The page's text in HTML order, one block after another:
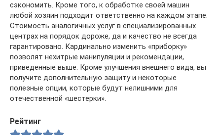
сэкономить. Кроме того, к обработке своей машин
любой хозяин подходит ответственно на каждом этапе.
Стоимость аналогичных услуг в специализированных
центрах на порядок дороже, да и качество не всегда
гарантировано. Кардинально изменить «приборку»
позволят нехитрые манипуляции и рекомендации,
приведенные выше. Кроме улучшения внешнего вида, вы
получите дополнительную защиту и некоторые
полезные опции, которые будут нелишними для
отечественной «шестерки».
Рейтинг